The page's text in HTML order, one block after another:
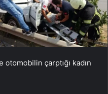
otomobilin çarptığı kadın